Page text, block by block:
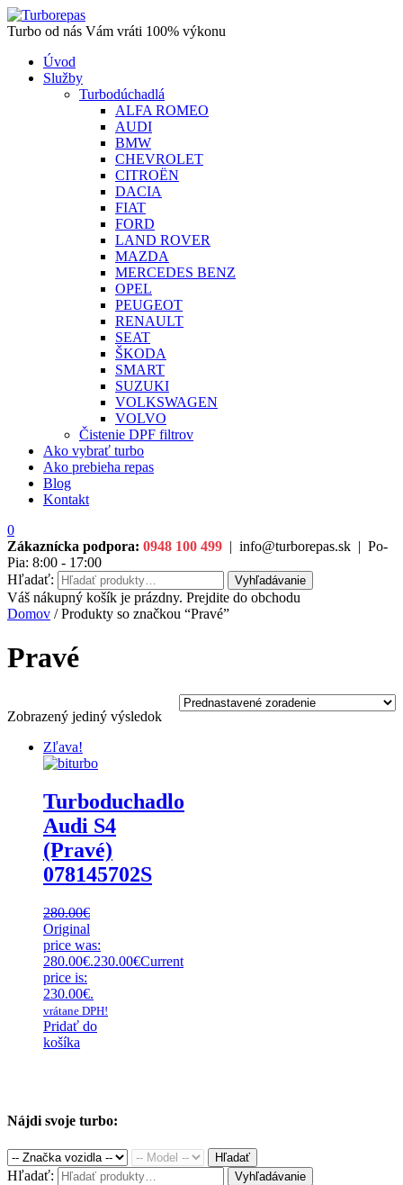
Turbo od nás Vám vráti 100% výkonu
Úvod
Služby
Turbodúchadlá
ALFA ROMEO
AUDI
BMW
CHEVROLET
CITROËN
DACIA
FIAT
FORD
LAND ROVER
MAZDA
MERCEDES BENZ
OPEL
PEUGEOT
RENAULT
SEAT
ŠKODA
SMART
SUZUKI
VOLKSWAGEN
VOLVO
Čistenie DPF filtrov
Ako vybrať turbo
Ako prebieha repas
Blog
Kontakt
0
Zákaznícka podpora: 0948 100 499 | info@turborepas.sk | Po-
Pia: 8:00 - 17:00
Hľadať:
Vyhľadávanie
Váš nákupný košík je prázdny. Prejdite do obchodu
Domov / Produkty so značkou “Pravé”
Pravé
Zobrazený jediný výsledok
Zľava!
Turboduchadlo
Audi S4
(Pravé)
078145702S
280.00€
Original
price was:
280.00€.230.00€Current
price is:
230.00€.
vrátane DPH!
Pridať do
košíka
Nájdi svoje turbo:
Hľadať
Hľadať: Vyhľadávanie